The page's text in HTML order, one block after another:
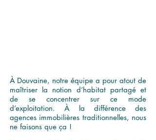
À Douvaine, notre équipe a pour atout de
maîtriser la notion d’habitat partagé et
de se concentrer sur ce mode
d’exploitation. À la différence des
agences immobilières traditionnelles, nous
ne faisons que ça !